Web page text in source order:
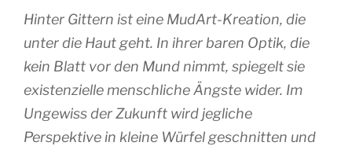
Hinter Gittern ist eine MudArt-Kreation, die
unter die Haut geht. In ihrer baren Optik, die
kein Blatt vor den Mund nimmt, spiegelt sie
existenzielle menschliche Ängste wider. Im
Ungewiss der Zukunft wird jegliche
Perspektive in kleine Würfel geschnitten und